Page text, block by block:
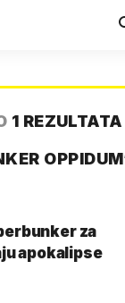
1 REZULTATA
OPPIDUM
za
apokalipse